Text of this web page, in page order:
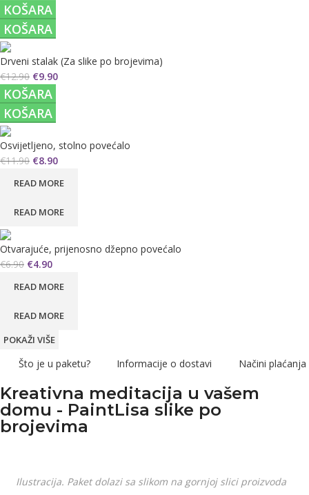
KOŠARA
KOŠARA
Drveni stalak (Za slike po brojevima)
€12.90 €9.90
KOŠARA
KOŠARA
Osvijetljeno, stolno povećalo
€11.90 €8.90
READ MORE
READ MORE
Otvarajuće, prijenosno džepno povećalo
€6.90 €4.90
READ MORE
READ MORE
POKAŽI VIŠE
Što je u paketu? Informacije o dostavi Načini plaćanja
Kreativna meditacija u vašem
domu - PaintLisa slike po
brojevima
Ilustracija. Paket dolazi sa slikom na gornjoj slici proizvoda